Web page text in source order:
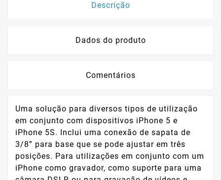
Descrição
Dados do produto
Comentários
Uma solução para diversos tipos de utilização
em conjunto com dispositivos iPhone 5 e
iPhone 5S. Inclui uma conexão de sapata de
3/8” para base que se pode ajustar em três
posições. Para utilizações em conjunto com um
iPhone como gravador, como suporte para uma